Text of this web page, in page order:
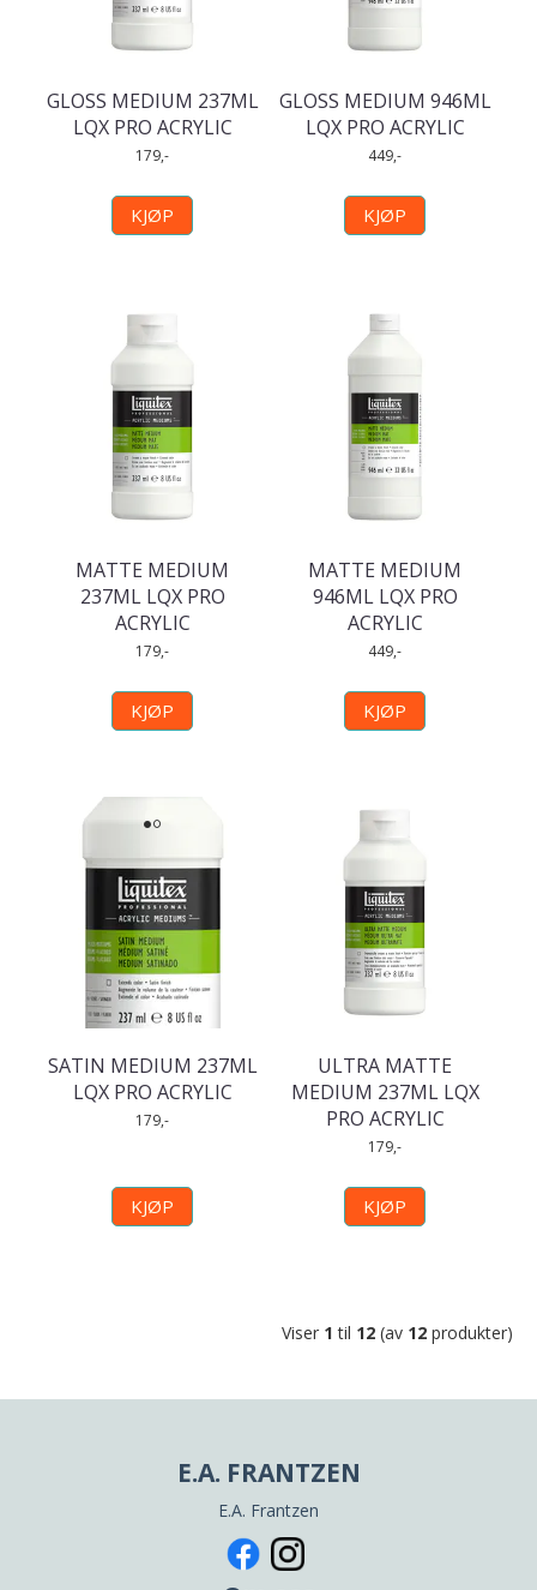
GLOSS MEDIUM 237ML
LQX PRO ACRYLIC
179,-
KJØP
GLOSS MEDIUM 946ML
LQX PRO ACRYLIC
449,-
KJØP
MATTE MEDIUM
237ML LQX PRO
ACRYLIC
179,-
KJØP
MATTE MEDIUM
946ML LQX PRO
ACRYLIC
449,-
KJØP
SATIN MEDIUM 237ML
LQX PRO ACRYLIC
179,-
KJØP
ULTRA MATTE
MEDIUM 237ML LQX
PRO ACRYLIC
179,-
KJØP
Viser 1 til 12 (av 12 produkter)
E.A. FRANTZEN
E.A. Frantzen